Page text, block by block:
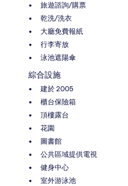
旅遊諮詢/購票
乾洗/洗衣
大廳免費報紙
行李寄放
泳池遮陽傘
綜合設施
建於 2005
櫃台保險箱
頂樓露台
花園
圖書館
公共區域提供電視
健身中心
室外游泳池